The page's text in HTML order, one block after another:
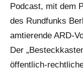
Podcast, mit dem
des Rundfunks
amtierende ARD-
Der
öffentlich-